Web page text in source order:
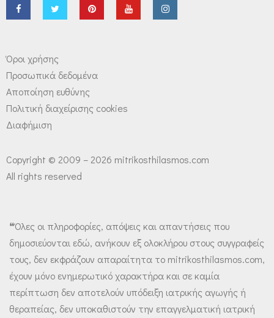
Όροι χρήσης
Προσωπικά δεδομένα
Αποποίηση ευθύνης
Πολιτική διαχείρισης cookies
Διαφήμιση
Copyright © 2009 – 2026 mitrikosthilasmos.com
All rights reserved
❝Όλες οι πληροφορίες, απόψεις και απαντήσεις που
δημοσιεύονται εδώ, ανήκουν εξ ολοκλήρου στους συγγραφείς
τους, δεν εκφράζουν απαραίτητα το mitrikosthilasmos.com,
έχουν μόνο ενημερωτικό χαρακτήρα και σε καμία
περίπτωση δεν αποτελούν υπόδειξη ιατρικής αγωγής ή
θεραπείας, δεν υποκαθιστούν την επαγγελματική ιατρική